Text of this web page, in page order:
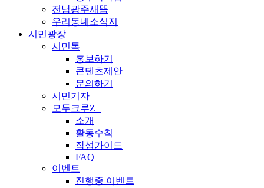
전남광주새뜸
우리동네소식지
시민광장
시민톡
홍보하기
콘텐츠제안
문의하기
시민기자
모두크루Z+
소개
활동수칙
작성가이드
FAQ
이벤트
진행중 이벤트